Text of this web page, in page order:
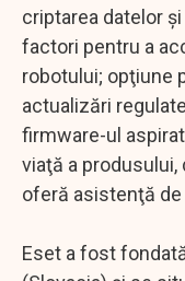
criptarea datelor
factori pentru a
robotului; opţiune
actualizări
firmware-ul
viaţă a produsului,
oferă asistenţă de
Eset a fost